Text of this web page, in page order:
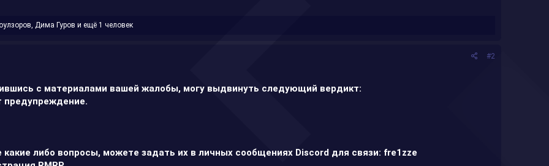
Дима Гуров и ещё 1 человек
#2
с материалами вашей жалобы, могу выдвинуть следующий вердикт:
какие либо вопросы, можете задать их в личных сообщениях Discord для связи: fre1zze